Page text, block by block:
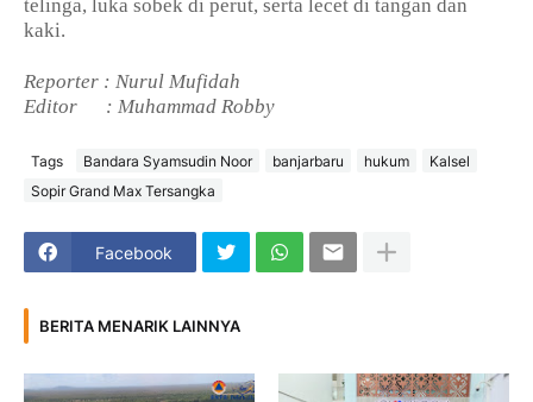
telinga, luka sobek di perut, serta lecet di tangan dan
kaki.
Reporter : Nurul Mufidah
Editor
: Muhammad Robby
Tags Bandara Syamsudin Noor banjarbaru hukum
Kalsel
Sopir Grand Max Tersangka
Facebook
BERITA MENARIK LAINNYA